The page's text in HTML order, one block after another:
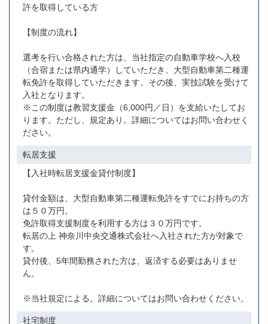
許を取得している方
【制度の流れ】
選考を行い合格された方は、当社指定の自動車学校へ入校
（合宿または県内通学）していただき、大型自動車第二種運
転免許を取得していただきます。その後、実技試験を受けて
入社となります。
※この制度は教習支援金（6,000円／日）を支給いたしてお
ります。ただし、規定あり。詳細についてはお問い合わせく
ださい。
転居支援
【入社時転居支援金貸付制度】
貸付金額は、大型自動車第二種運転免許をすでにお持ちの方
は５０万円。
免許取得支援制度を利用する方は３０万円です。
転居の上 神奈川中央交通株式会社へ入社された方が対象で
す。
貸付後、5年間勤務された方は、返済する必要はありませ
ん。
※当社規定による。詳細についてはお問い合わせください。
社宅制度